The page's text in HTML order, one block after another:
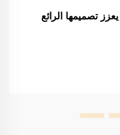
تصميمها الرائع